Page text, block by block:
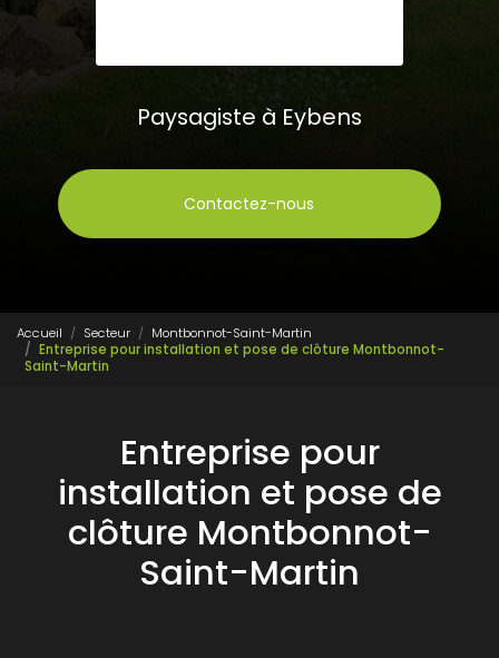
Paysagiste à Eybens
Contactez-nous
Accueil Secteur
Montbonnot-Saint-Martin
Entreprise pour installation et pose de clôture Montbonnot-
Saint-Martin
Entreprise pour
installation et pose de
clôture Montbonnot-
Saint-Martin